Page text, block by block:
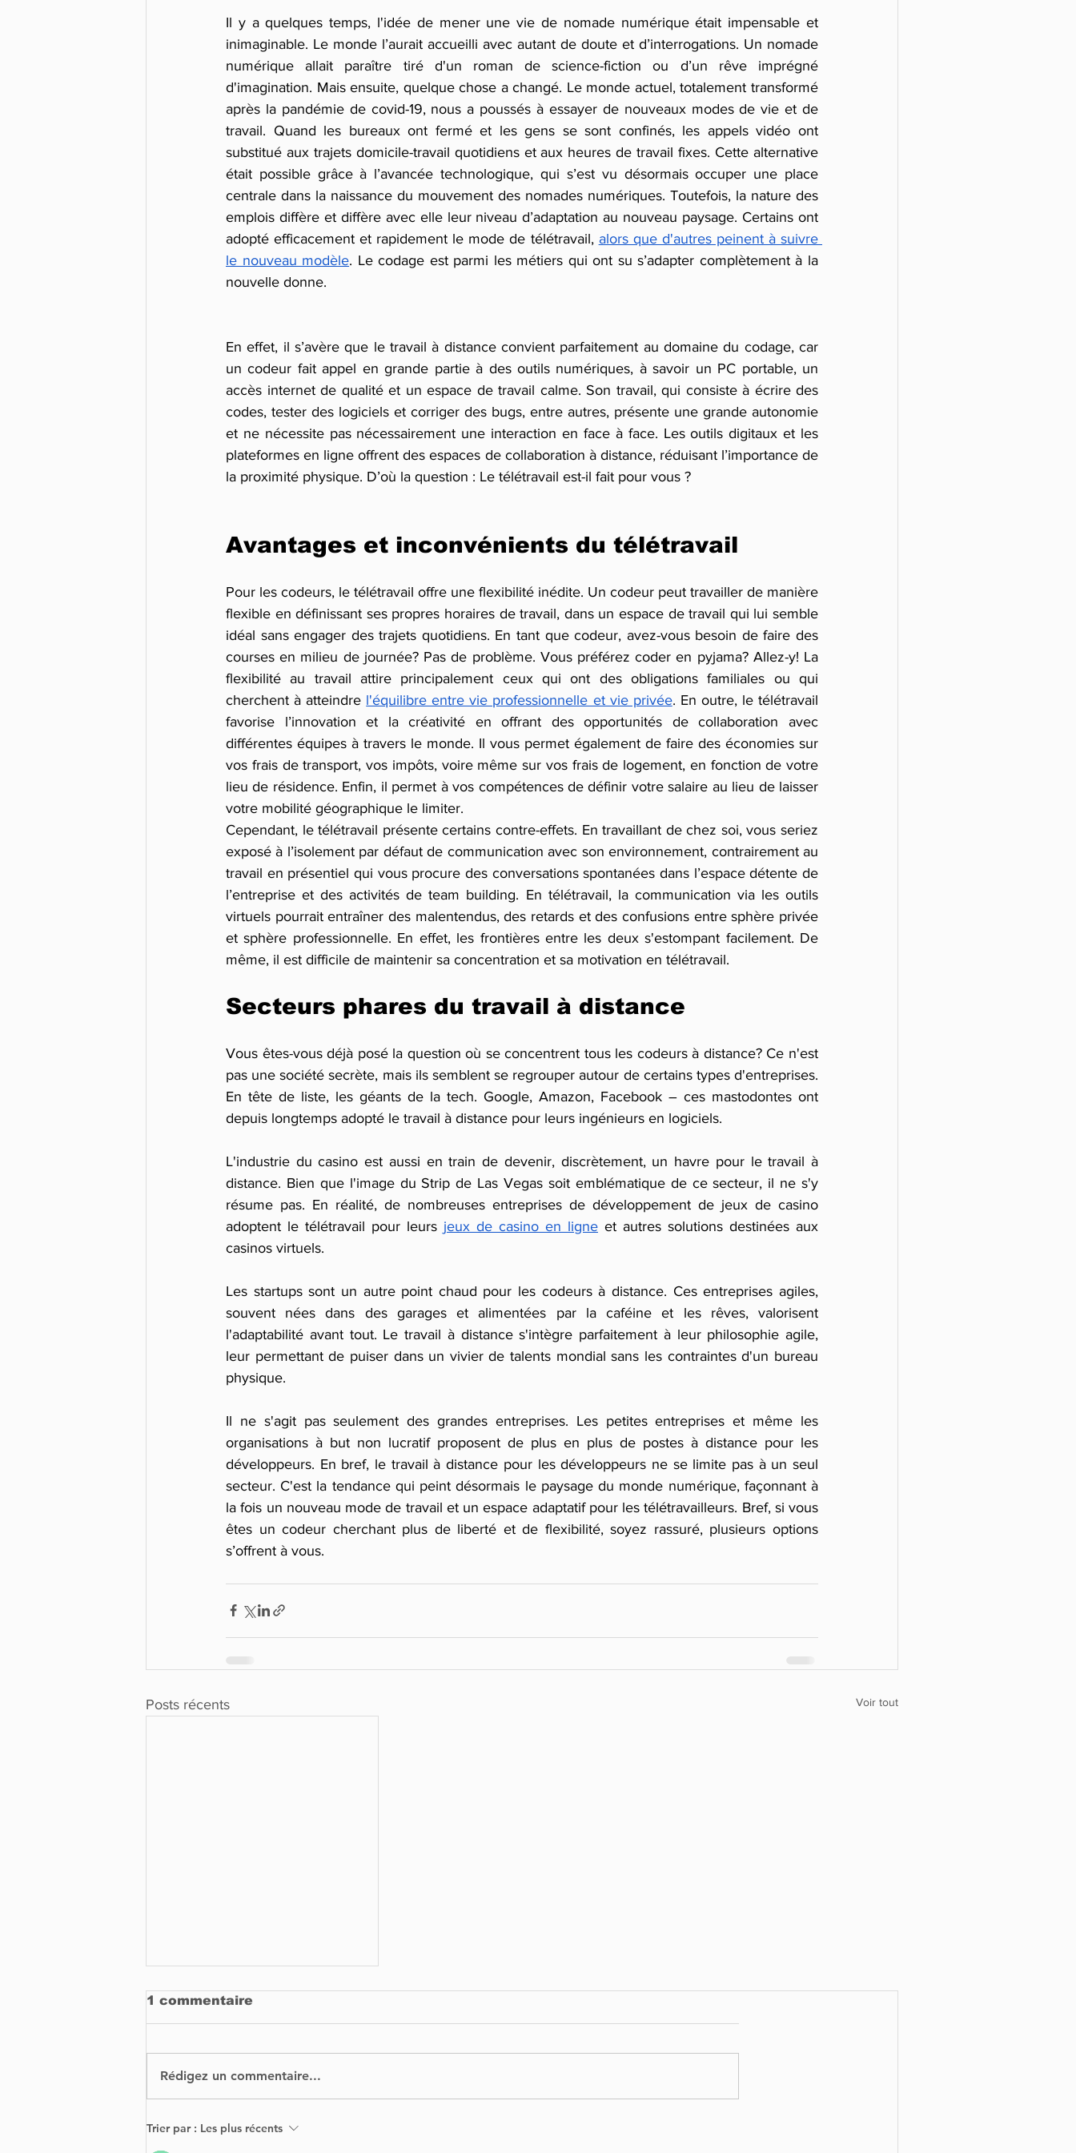
Il y a quelques temps, l'idée de mener une vie de nomade numérique était impensable et
inimaginable. Le monde l’aurait accueilli avec autant de doute et d’interrogations. Un nomade
numérique allait paraître tiré d'un roman de science-fiction ou d’un rêve imprégné
d'imagination. Mais ensuite, quelque chose a changé. Le monde actuel, totalement transformé
après la pandémie de covid-19, nous a poussés à essayer de nouveaux modes de vie et de
travail. Quand les bureaux ont fermé et les gens se sont confinés, les appels vidéo ont
substitué aux trajets domicile-travail quotidiens et aux heures de travail fixes. Cette alternative
était possible grâce à l’avancée technologique, qui s’est vu désormais occuper une place
centrale dans la naissance du mouvement des nomades numériques. Toutefois, la nature des
emplois diffère et diffère avec elle leur niveau d’adaptation au nouveau paysage. Certains ont
adopté efficacement et rapidement le mode de télétravail, alors que d'autres peinent à suivre
le nouveau modèle. Le codage est parmi les métiers qui ont su s’adapter complètement à la
nouvelle donne.
En effet, il s’avère que le travail à distance convient parfaitement au domaine du codage, car
un codeur fait appel en grande partie à des outils numériques, à savoir un PC portable, un
accès internet de qualité et un espace de travail calme. Son travail, qui consiste à écrire des
codes, tester des logiciels et corriger des bugs, entre autres, présente une grande autonomie
et ne nécessite pas nécessairement une interaction en face à face. Les outils digitaux et les
plateformes en ligne offrent des espaces de collaboration à distance, réduisant l’importance de
la proximité physique. D’où la question : Le télétravail est-il fait pour vous ?
Avantages et inconvénients du télétravail
Pour les codeurs, le télétravail offre une flexibilité inédite. Un codeur peut travailler de manière
flexible en définissant ses propres horaires de travail, dans un espace de travail qui lui semble
idéal sans engager des trajets quotidiens. En tant que codeur, avez-vous besoin de faire des
courses en milieu de journée? Pas de problème. Vous préférez coder en pyjama? Allez-y! La
flexibilité au travail attire principalement ceux qui ont des obligations familiales ou qui
cherchent à atteindre l'équilibre entre vie professionnelle et vie privée. En outre, le télétravail
favorise l’innovation et la créativité en offrant des opportunités de collaboration avec
différentes équipes à travers le monde. Il vous permet également de faire des économies sur
vos frais de transport, vos impôts, voire même sur vos frais de logement, en fonction de votre
lieu de résidence. Enfin, il permet à vos compétences de définir votre salaire au lieu de laisser
votre mobilité géographique le limiter.
Cependant, le télétravail présente certains contre-effets. En travaillant de chez soi, vous seriez
exposé à l’isolement par défaut de communication avec son environnement, contrairement au
travail en présentiel qui vous procure des conversations spontanées dans l’espace détente de
l’entreprise et des activités de team building. En télétravail, la communication via les outils
virtuels pourrait entraîner des malentendus, des retards et des confusions entre sphère privée
et sphère professionnelle. En effet, les frontières entre les deux s'estompant facilement. De
même, il est difficile de maintenir sa concentration et sa motivation en télétravail.
Secteurs phares du travail à distance
Vous êtes-vous déjà posé la question où se concentrent tous les codeurs à distance? Ce n'est
pas une société secrète, mais ils semblent se regrouper autour de certains types d'entreprises.
En tête de liste, les géants de la tech. Google, Amazon, Facebook – ces mastodontes ont
depuis longtemps adopté le travail à distance pour leurs ingénieurs en logiciels.
L'industrie du casino est aussi en train de devenir, discrètement, un havre pour le travail à
distance. Bien que l'image du Strip de Las Vegas soit emblématique de ce secteur, il ne s'y
résume pas. En réalité, de nombreuses entreprises de développement de jeux de casino
adoptent le télétravail pour leurs jeux de casino en ligne et autres solutions destinées aux
casinos virtuels.
Les startups sont un autre point chaud pour les codeurs à distance. Ces entreprises agiles,
souvent nées dans des garages et alimentées par la caféine et les rêves, valorisent
l'adaptabilité avant tout. Le travail à distance s'intègre parfaitement à leur philosophie agile,
leur permettant de puiser dans un vivier de talents mondial sans les contraintes d'un bureau
physique.
Il ne s'agit pas seulement des grandes entreprises. Les petites entreprises et même les
organisations à but non lucratif proposent de plus en plus de postes à distance pour les
développeurs. En bref, le travail à distance pour les développeurs ne se limite pas à un seul
secteur. C'est la tendance qui peint désormais le paysage du monde numérique, façonnant à
la fois un nouveau mode de travail et un espace adaptatif pour les télétravailleurs. Bref, si vous
êtes un codeur cherchant plus de liberté et de flexibilité, soyez rassuré, plusieurs options
s’offrent à vous.
Posts récents Voir tout
The history behind
common Western
1 commentaire
Rédigez un commentaire...
Trier par : Les plus récents